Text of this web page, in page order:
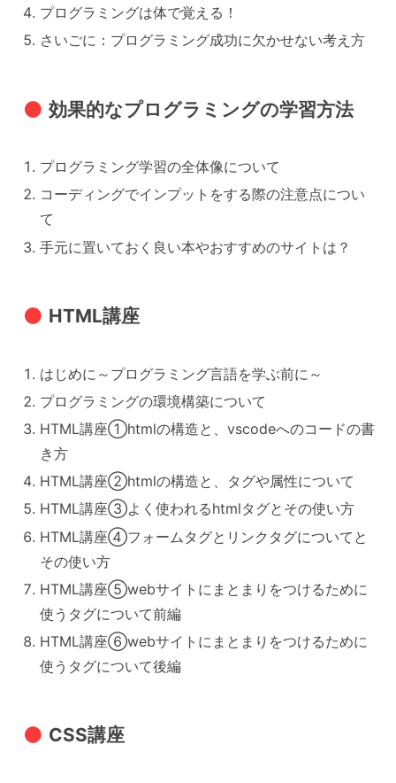
プログラミングは体で覚える！
さいごに：プログラミング成功に欠かせない考え方
効果的なプログラミングの学習方法
プログラミング学習の全体像について
コーディングでインプットをする際の注意点につい
て
手元に置いておく良い本やおすすめのサイトは？
HTML講座
はじめに～プログラミング言語を学ぶ前に～
プログラミングの環境構築について
HTML講座①htmlの構造と、vscodeへのコードの書
き方
HTML講座②htmlの構造と、タグや属性について
HTML講座③よく使われるhtmlタグとその使い方
HTML講座④フォームタグとリンクタグについてと
その使い方
HTML講座⑤webサイトにまとまりをつけるために
使うタグについて前編
HTML講座⑥webサイトにまとまりをつけるために
使うタグについて後編
CSS講座